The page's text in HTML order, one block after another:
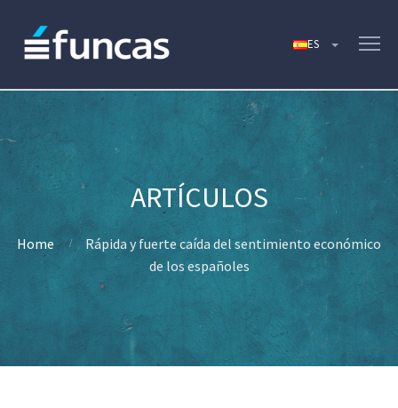
Home
Rápida y fuerte caída del sentimiento económico
de los españoles